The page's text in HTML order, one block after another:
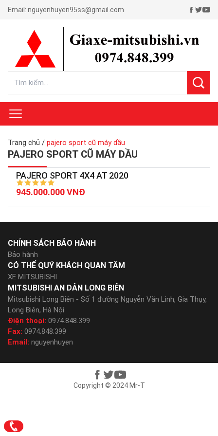
Email: nguyenhuyen95ss@gmail.com
Trang chủ / pajero sport cũ máy dầu
PAJERO SPORT CŨ MÁY DẦU
PAJERO SPORT 4X4 AT 2020
945.000.000 VNĐ
MITSUBISHI AN DÂN LONG BIÊN
Mitsubishi Long Biên - Số 1 đường Nguyễn Văn Linh, Gia Thụy,
Long Biên, Hà Nội
Điện thoại: 0974.848.399
Fax: 0974.848.399
Email: nguyenhuyen
CHÍNH SÁCH BẢO HÀNH
Bảo hành
CÓ THỂ QUÝ KHÁCH QUAN TÂM
XE MITSUBISHI
Copyright © 2024 Mr-T